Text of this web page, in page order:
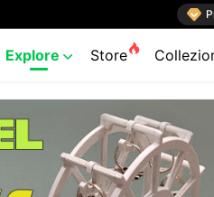

Explore  Store